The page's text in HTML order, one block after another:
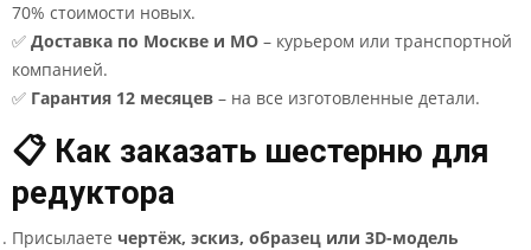
70% стоимости новых.
✅ Доставка по Москве и МО – курьером или транспортной
компанией.
✅ Гарантия 12 месяцев – на все изготовленные детали.
📋 Как заказать шестерню для
редуктора
Присылаете чертёж, эскиз, образец или 3D-модель